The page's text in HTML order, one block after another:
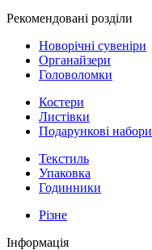
Рекомендовані розділи
Новорічні сувеніри
Органайзери
Головоломки
Костери
Листівки
Подарункові набори
Текстиль
Упаковка
Годинники
Різне
Інформація